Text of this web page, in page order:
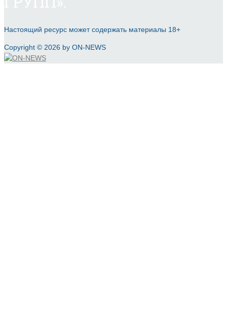
Настоящий ресурс может содержать материалы 18+
Copyright © 2026 by ON-NEWS